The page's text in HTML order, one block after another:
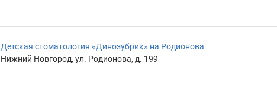
Детская стоматология «Динозубрик» на Родионова
Нижний Новгород, ул. Родионова, д. 199